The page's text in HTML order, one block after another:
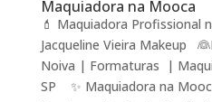
Maquiadora na Mooca
💄 Maquiadora Profissional
Jacqueline Vieira Makeup
Noiva | Formaturas |
SP ✨ Maquiadora na